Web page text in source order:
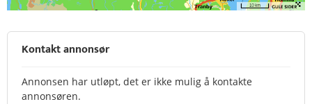
Kontakt annonsør
Annonsen har utløpt, det er ikke mulig å kontakte
annonsøren.